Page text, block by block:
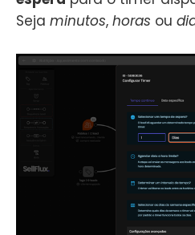
Seja minutos, horas ou